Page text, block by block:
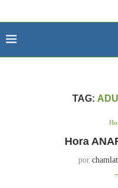
TAG:
Hora
por